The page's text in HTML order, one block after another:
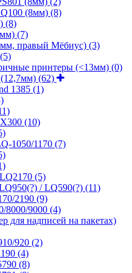
(8мм) (8)
(8)
(7)
правый Мёбиус) (3)
(5)
принтеры (<13мм) (0)
(62)
1385 (1)
(10)
1050/1170 (7)
(5)
/ LQ590(?) (11)
2190 (9)
8000/9000 (4)
для надписей на пакетах)
920 (2)
(4)
(8)